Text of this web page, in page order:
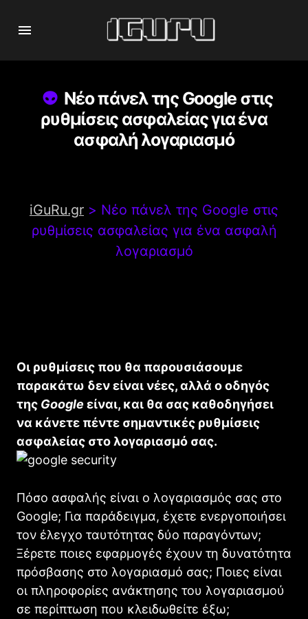
Νέο πάνελ της Google στις
ρυθμίσεις ασφαλείας για ένα
ασφαλή λογαριασμό
iGuRu.gr > Νέο πάνελ της Google στις
ρυθμίσεις ασφαλείας για ένα ασφαλή
λογαριασμό
Οι ρυθμίσεις που θα παρουσιάσουμε
παρακάτω δεν είναι νέες, αλλά ο οδηγός
της Google είναι, και θα σας καθοδηγήσει
να κάνετε πέντε σημαντικές ρυθμίσεις
ασφαλείας στο λογαριασμό σας.
Πόσο ασφαλής είναι ο λογαριασμός σας στο
Goοgle; Για παράδειγμα, έχετε ενεργοποιήσει
τον έλεγχο ταυτότητας δύο παραγόντων;
Ξέρετε ποιες εφαρμογές έχουν τη δυνατότητα
πρόσβασης στο λογαριασμό σας; Ποιες είναι
οι πληροφορίες ανάκτησης του λογαριασμού
σε περίπτωση που κλειδωθείτε έξω;